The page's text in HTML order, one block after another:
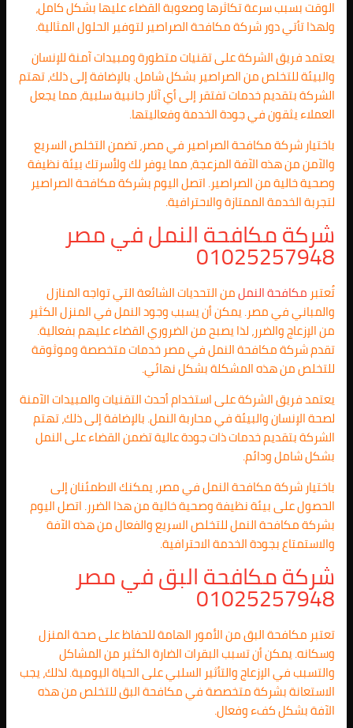
الوقت بسبب سرعة تكاثرها وصعوبة القضاء عليها بشكل كامل،
ولهذا تأتي دور شركة مكافحة الصراصير لتوفير الحلول المثالية.
يعتمد فريق الشركة على تقنيات متطورة ومبيدات آمنة للإنسان
والبيئة للتخلص من الصراصير بشكل شامل. بالإضافة إلى ذلك، تهتم
الشركة بتقديم خدمات تفتقر إلى أي آثار جانبية سلبية، مما يجعل
العملاء يثقون في جودة الخدمة وفعاليتها.
باختيار شركة مكافحة الصراصير في مصر، تضمن التخلص السريع
والآمن من هذه الآفة المزعجة، مما يوفر لك ولأسرتك بيئة نظيفة
وصحية خالية من الصراصير. اتصل اليوم بشركة مكافحة الصراصير
لتجربة الخدمة الممتازة والاحترافية.
شركة مكافحة النمل في مصر
01025257948
تُعتبر مكافحة النملمن التحديات الشائعة التي تواجه المنازل
والمباني في مصر. يمكن أن يسبب وجود النمل في المنزل الكثير
من الإزعاج والضرر، لذا يصبح من الضروري القضاء عليهم بفعالية.
تقدم شركة مكافحة النمل في مصر خدمات متخصصة وموثوقة
للتخلص من هذه المشكلة بشكل نهائي.
يعتمد فريق الشركة على استخدام أحدث التقنيات والمبيدات الآمنة
لصحة الإنسان والبيئة في محاربة النمل. بالإضافة إلى ذلك، تهتم
الشركة بتقديم خدمات ذات جودة عالية تضمن القضاء على النمل
بشكل شامل ودائم.
باختيار شركة مكافحة النمل في مصر، يمكنك الاطمئنان إلى
الحصول على بيئة نظيفة وصحية خالية من هذا الضرر. اتصل اليوم
بشركة مكافحة النمل للتخلص السريع والفعال من هذه الآفة
والاستمتاع بجودة الخدمة الاحترافية.
شركة مكافحة البق في مصر
01025257948
تعتبر مكافحة البق من الأمور الهامة للحفاظ على صحة المنزل
وسكانه. يمكن أن تسبب البقرات الضارة الكثير من المشاكل
والتسبب في الإزعاج والتأثير السلبي على الحياة اليومية. لذلك، يجب
الاستعانة بشركة متخصصة في مكافحة البق للتخلص من هذه
الآفة بشكل كفء وفعال.